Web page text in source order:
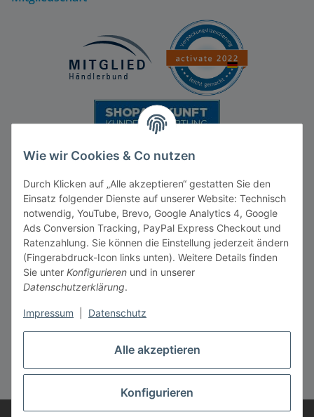
Alle akzeptieren
Konfigurieren
Wie wir Cookies & Co nutzen
Durch Klicken auf „Alle akzeptieren“ gestatten Sie den
Einsatz folgender Dienste auf unserer Website: Technisch
notwendig, YouTube, Brevo, Google Analytics 4, Google
Ads Conversion Tracking, PayPal Express Checkout und
Ratenzahlung. Sie können die Einstellung jederzeit ändern
(Fingerabdruck-Icon links unten). Weitere Details finden
Sie unter Konfigurieren und in unserer
Datenschutzerklärung.
Impressum Datenschutz
Vertrag widerrufen
* Alle Preise inkl. gesetzlicher MwSt., zzgl.Versandkosten
** gilt für Lieferungen innerhalb Deutschlands, Lieferzeiten
den